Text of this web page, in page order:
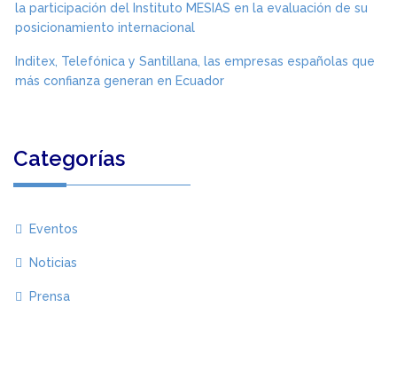
la participación del Instituto MESIAS en la evaluación de su
posicionamiento internacional
Inditex, Telefónica y Santillana, las empresas españolas que
más confianza generan en Ecuador
Categorías
Eventos
Noticias
Prensa